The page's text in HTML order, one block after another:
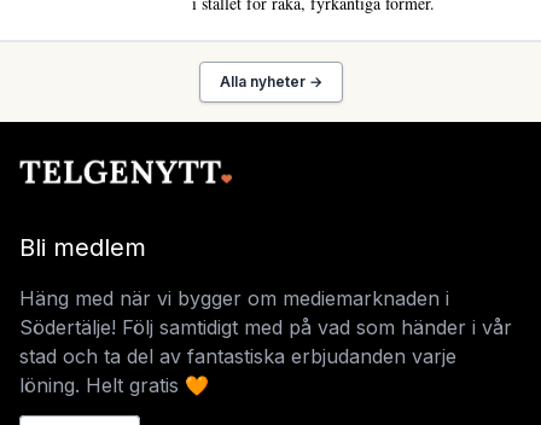
Alla nyheter →
Bli medlem
Häng med när vi bygger om mediemarknaden i
Södertälje! Följ samtidigt med på vad som händer i vår
stad och ta del av fantastiska erbjudanden varje
löning. Helt gratis 🧡